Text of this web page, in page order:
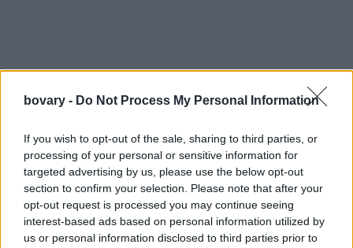
bovary - Do Not Process My Personal Information
If you wish to opt-out of the sale, sharing to third parties, or
processing of your personal or sensitive information for
targeted advertising by us, please use the below opt-out
section to confirm your selection. Please note that after your
opt-out request is processed you may continue seeing
interest-based ads based on personal information utilized by
us or personal information disclosed to third parties prior to
Και επειδή η ημέρα επιβάλλει φουρνίσματα, σας θυμίζουμε τη